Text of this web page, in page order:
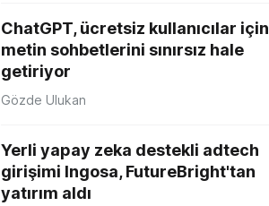
ChatGPT, ücretsiz kullanıcılar için
metin sohbetlerini sınırsız hale
getiriyor
Gözde Ulukan
Yerli yapay zeka destekli adtech
girişimi Ingosa, FutureBright'tan
yatırım aldı